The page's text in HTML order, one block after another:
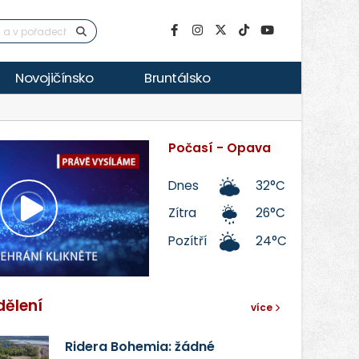
Novojičínsko Bruntálsko
Přehrát
video
Počasí - Opava
Dnes
32°C
Zítra
26°C
Pozítří
24°C
více
Ridera Bohemia: žádné